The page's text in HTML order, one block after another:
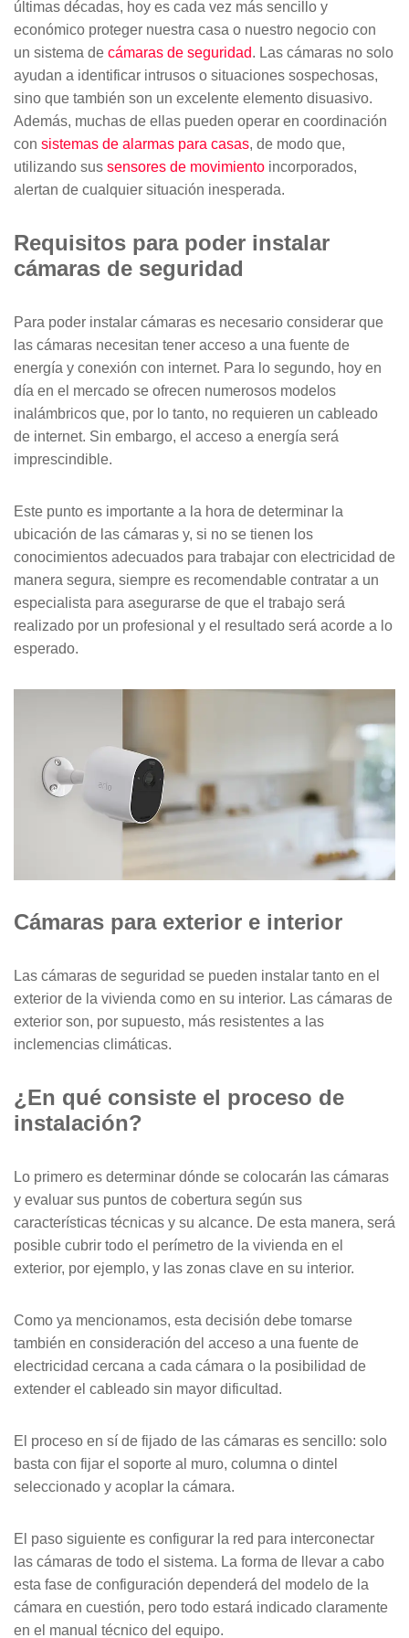
ALARMAS PARA EXTERIOR
ALARMAS PARA TU BARRIO
ALARMAS PARA TI
ADULTOS MAYORES
ALARMAS PARA
ADOLESCENTES
ALARMAS PARA NIÑOS
ALARMA PARA MASCOTAS
ALARMA ANTI OKUPA
KIT DE ALARMA PARA CASA
SIRENA POTENTE
CÁMARAS DE SEGURIDAD
CÁMARA DE SEGURIDAD
CONTROL DE ACCESOS
LLAVES ELECTRÓNICAS
LECTOR DE LLAVES
MANDO A DISTANCIA
SENSORES Y DETECTORES
SENSORES DE
MOVIMIENTO
DETECTOR DE HUMO
SENSOR MAGNÉTICO
ALARMAS PARA VENTANAS
Y PUERTAS
BOTÓN DE PÁNICO
OTROS SERVICIOS
ALARMA
SERVICIO CONFÍA
TECNOLOGÍA Y GARANTÍA
CENTRAL DE ALARMAS
COMUNICACIONES
GARANTÍA VERISURE
TRABAJA CON NOSOTROS
¿QUÉ OPINAN NUESTROS
CLIENTES?
SALA DE PRENSA
VALORES
AVISO DE PRIVACIDAD
últimas décadas, hoy es cada vez más sencillo y
económico proteger nuestra casa o nuestro negocio con
un sistema de cámaras de seguridad. Las cámaras no solo
ayudan a identificar intrusos o situaciones sospechosas,
sino que también son un excelente elemento disuasivo.
Además, muchas de ellas pueden operar en coordinación
con sistemas de alarmas para casas, de modo que,
utilizando sus sensores de movimiento incorporados,
alertan de cualquier situación inesperada.
Requisitos para poder instalar
cámaras de seguridad
Para poder instalar cámaras es necesario considerar que
las cámaras necesitan tener acceso a una fuente de
energía y conexión con internet. Para lo segundo, hoy en
día en el mercado se ofrecen numerosos modelos
inalámbricos que, por lo tanto, no requieren un cableado
de internet. Sin embargo, el acceso a energía será
imprescindible.
Este punto es importante a la hora de determinar la
ubicación de las cámaras y, si no se tienen los
conocimientos adecuados para trabajar con electricidad de
manera segura, siempre es recomendable contratar a un
especialista para asegurarse de que el trabajo será
realizado por un profesional y el resultado será acorde a lo
esperado.
Cámaras para exterior e interior
Las cámaras de seguridad se pueden instalar tanto en el
exterior de la vivienda como en su interior. Las cámaras de
exterior son, por supuesto, más resistentes a las
inclemencias climáticas.
¿En qué consiste el proceso de
instalación?
Lo primero es determinar dónde se colocarán las cámaras
y evaluar sus puntos de cobertura según sus
características técnicas y su alcance. De esta manera, será
posible cubrir todo el perímetro de la vivienda en el
exterior, por ejemplo, y las zonas clave en su interior.
Como ya mencionamos, esta decisión debe tomarse
también en consideración del acceso a una fuente de
electricidad cercana a cada cámara o la posibilidad de
extender el cableado sin mayor dificultad.
El proceso en sí de fijado de las cámaras es sencillo: solo
basta con fijar el soporte al muro, columna o dintel
seleccionado y acoplar la cámara.
El paso siguiente es configurar la red para interconectar
las cámaras de todo el sistema. La forma de llevar a cabo
esta fase de configuración dependerá del modelo de la
cámara en cuestión, pero todo estará indicado claramente
en el manual técnico del equipo.